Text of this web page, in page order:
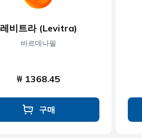
레비트라 (Levitra)
바르데나필
₩ 1368.45
구매